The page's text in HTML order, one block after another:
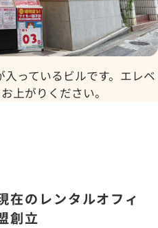
っているビルです。エレベ
上がりください。
在のレンタルオフィ
創立